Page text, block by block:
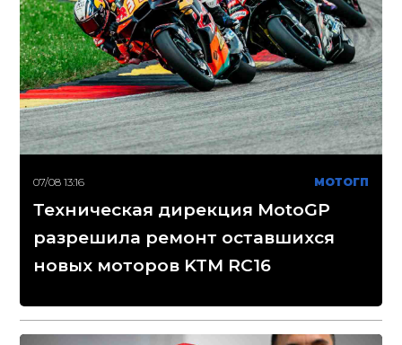
07/08 13:16 МОТОГП
Техническая дирекция MotoGP
разрешила ремонт оставшихся
новых моторов KTM RC16